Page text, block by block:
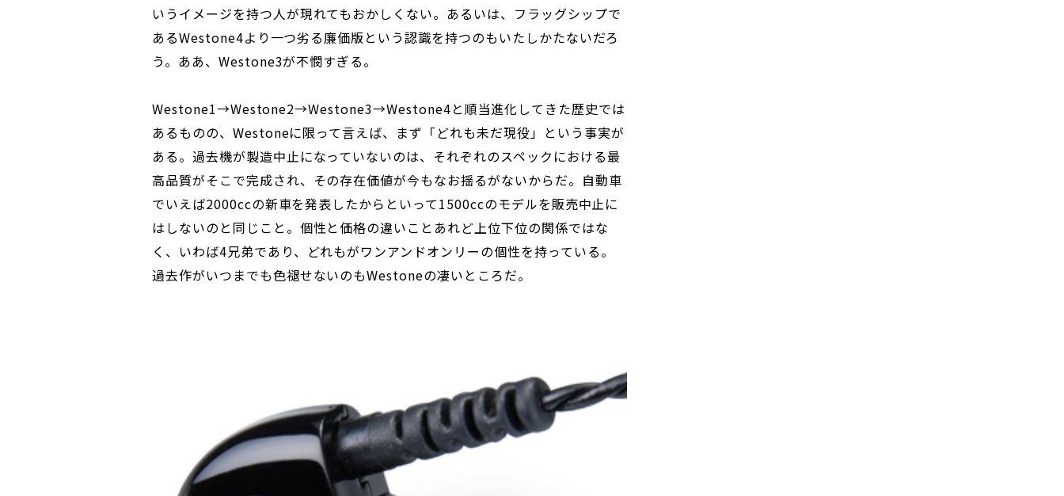
いうイメージを持つ人が現れてもおかしくない。あるいは、フラッグシップで
あるWestone4より一つ劣る廉価版という認識を持つのもいたしかたないだろ
う。ああ、Westone3が不憫すぎる。
Westone1→Westone2→Westone3→Westone4と順当進化してきた歴史では
あるものの、Westoneに限って言えば、まず「どれも未だ現役」という事実が
ある。過去機が製造中止になっていないのは、それぞれのスペックにおける最
高品質がそこで完成され、その存在価値が今もなお揺るがないからだ。自動車
でいえば2000ccの新車を発表したからといって1500ccのモデルを販売中止に
はしないのと同じこと。個性と価格の違いことあれど上位下位の関係ではな
く、いわば4兄弟であり、どれもがワンアンドオンリーの個性を持っている。
過去作がいつまでも色褪せないのもWestoneの凄いところだ。